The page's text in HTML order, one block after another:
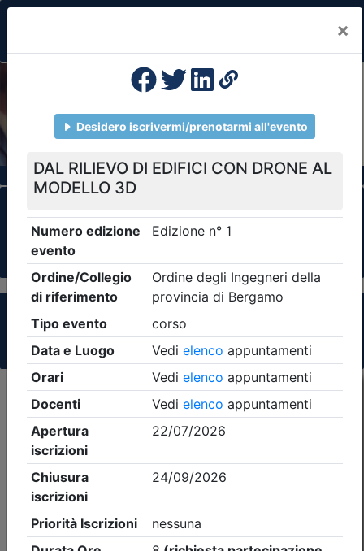
×
Previous
Il portale della formazione per Ordini e
Clicca qui - espandi la sezione dei filtri ricerca
eventi
Criteri di ricerca applicati:
- Tipo Ordine/collegio:
Bergamo- Eventi in programma dal
iCal Feed RSS